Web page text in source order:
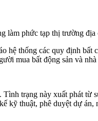
làm phức tạp thị trường địa
hệ thống các quy định
mua bất động sản và
trạng này xuất phát
kỹ thuật, phê duyệt dự